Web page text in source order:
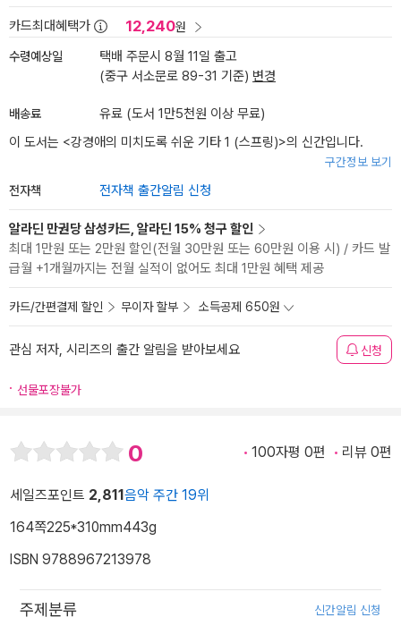
카드최대혜택가 12,240원
수령예상일
택배 주문시 8월 11일 출고
(중구 서소문로 89-31 기준) 변경
배송료
유료 (도서 1만5천원 이상 무료)
이 도서는 <강경애의 미치도록 쉬운 기타 1 (스프링)>의 신간입니다.
구간정보 보기
전자책 전자책 출간알림 신청
알라딘 만권당 삼성카드, 알라딘 15% 청구 할인
최대 1만원 또는 2만원 할인(전월 30만원 또는 60만원 이용 시) / 카드 발
급월 +1개월까지는 전월 실적이 없어도 최대 1만원 혜택 제공
카드/간편결제 할인 무이자 할부 소득공제 650원
관심 저자, 시리즈의 출간 알림을 받아보세요 신청
선물포장불가
0 100자평 0편 리뷰 0편
세일즈포인트 2,811 음악 주간 19위
164쪽225*310mm443g
ISBN 9788967213978
주제분류 신간알림 신청